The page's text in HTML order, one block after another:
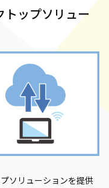
トップソリュー
ソリューションを提供